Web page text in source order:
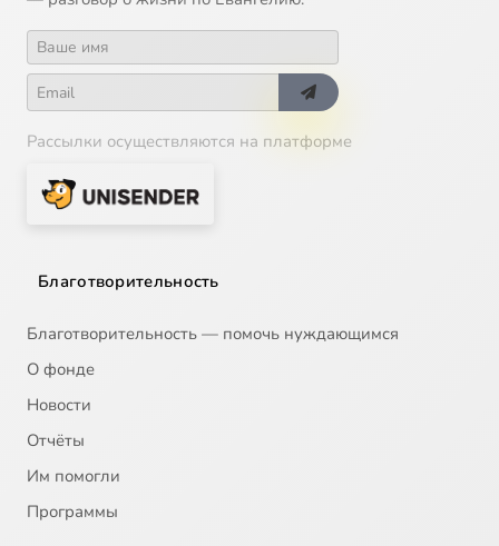
Рассылки осуществляются на платформе
Благотворительность
Благотворительность — помочь нуждающимся
О фонде
Новости
Отчёты
Им помогли
Программы